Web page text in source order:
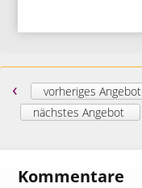
‹
vorheriges Angebot
nächstes Angebot
Kommentare